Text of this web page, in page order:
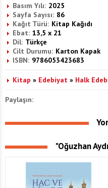
Basım Yılı: 2025
Sayfa Sayısı: 86
Kağıt Türü: Kitap Kağıdı
Ebat: 13,5 x 21
Dil: Türkçe
Cilt Durumu: Karton Kapak
ISBN: 9786053423683
Kitap » Edebiyat » Halk
Paylaşın:
"Oğuzhan